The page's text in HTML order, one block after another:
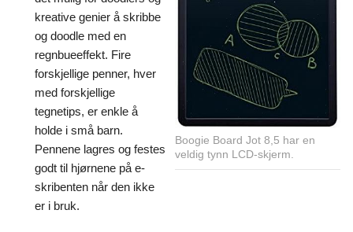
Boogie Board Jot 8,5 har en
veldig tynn LCD-skjerm.
kreative genier å skribbe
og doodle med en
regnbueeffekt. Fire
forskjellige penner, hver
med forskjellige
tegnetips, er enkle å
holde i små barn.
Pennene lagres og festes
godt til hjørnene på e-
skribenten når den ikke
er i bruk.